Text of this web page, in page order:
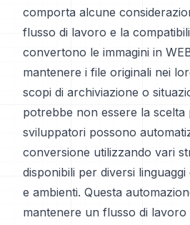
comporta alcune
flusso di lavoro e la
convertono le immagini in
mantenere i file originali nei
scopi di archiviazione o
potrebbe non essere la scelta
sviluppatori possono
conversione utilizzando vari
disponibili per diversi
e ambienti. Questa
mantenere un flusso di lavoro